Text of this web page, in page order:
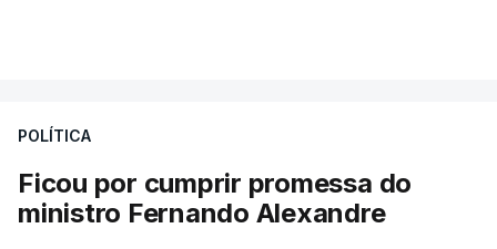
POLÍTICA
Ficou por cumprir promessa do
ministro Fernando Alexandre